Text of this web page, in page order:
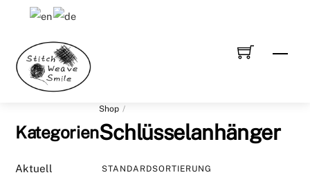
content
Shop
Schlüsselanhänger
Kategorien
Aktuell